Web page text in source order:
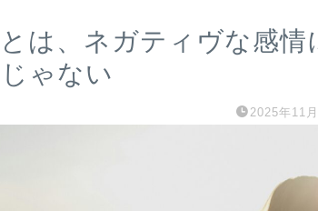
は、ネガティヴな感情
ゃない
2025年11